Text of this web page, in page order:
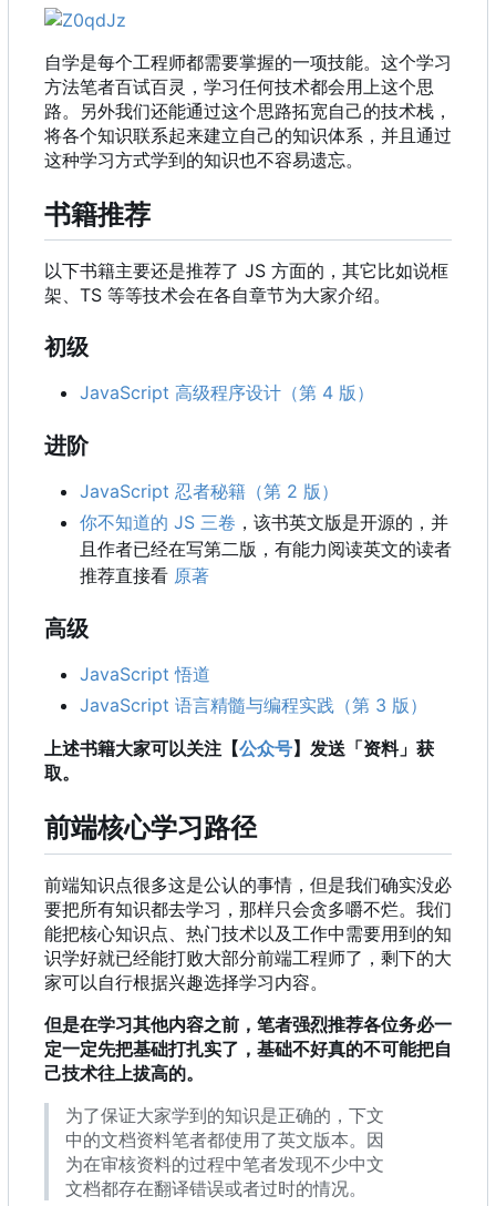
自学是每个工程师都需要掌握的一项技能。这个学习
方法笔者百试百灵，学习任何技术都会用上这个思
路。另外我们还能通过这个思路拓宽自己的技术栈，
将各个知识联系起来建立自己的知识体系，并且通过
这种学习方式学到的知识也不容易遗忘。
书籍推荐
以下书籍主要还是推荐了 JS 方面的 ， 其它比如说框
架、TS 等等技术会在各自章节为大家介绍。
初级
JavaScript 高级程序设计（第 4 版）
进阶
JavaScript 忍者秘籍（第 2 版）
你不知道的 JS 三卷 ，该书英文版是开源的，并
且作者已经在写第二版，有能力阅读英文的读者
推荐直接看 原著
高级
JavaScript 悟道
JavaScript 语言精髓与编程实践（第 3 版）
上述书籍大家可以关注【公众号】发送「资料」获
取。
前端核心学习路径
前端知识点很多这是公认的事情，但是我们确实没必
要把所有知识都去学习，那样只会贪多嚼不烂。我们
能把核心知识点、热门技术以及工作中需要用到的知
识学好就已经能打败大部分前端工程师了，剩下的大
家可以自行根据兴趣选择学习内容。
但是在学习其他内容之前，笔者强烈推荐各位务必一
定一定先把基础打扎实了，基础不好真的不可能把自
己技术往上拔高的。
为了保证大家学到的知识是正确的，下文
中的文档资料笔者都使用了英文版本。因
为在审核资料的过程中笔者发现不少中文
文档都存在翻译错误或者过时的情况。